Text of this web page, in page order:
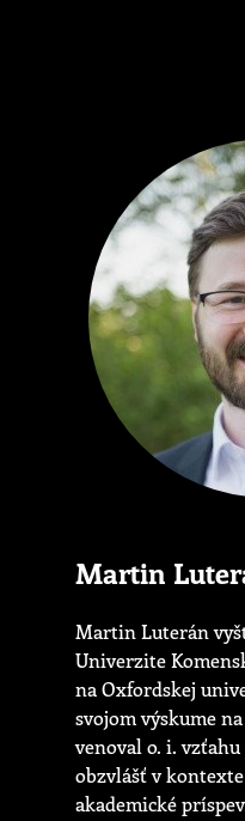
Martin
Martin Luterán
Univerzite
na Oxfordskej
svojom výskume
venoval o. i.
obzvlášť v
akademické